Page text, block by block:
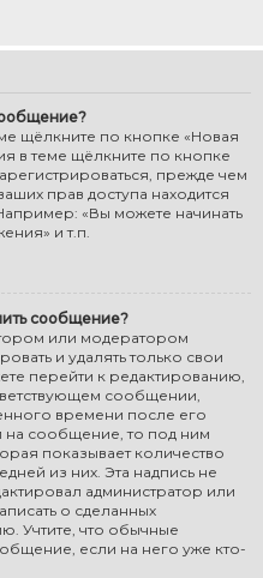
щёлкните по кнопке «Новая
в теме щёлкните по кнопке
прежде чем
прав доступа находится
«Вы можете начинать
и т.п.
сообщение?
или модератором
и удалять только свои
перейти к редактированию,
сообщении,
времени после его
на сообщение, то под ним
показывает количество
из них. Эта надпись не
администратор или
о сделанных
Учтите, что обычные
если на него уже кто-